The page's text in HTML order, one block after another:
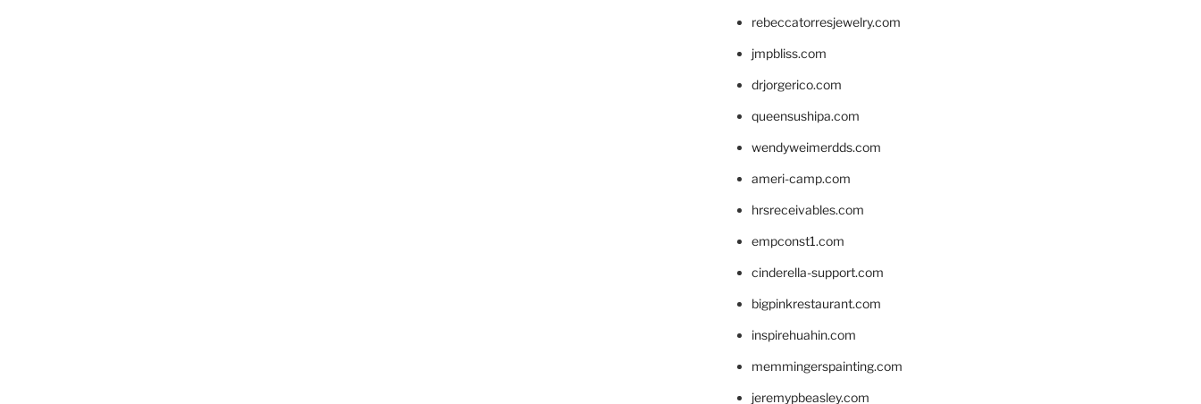
rebeccatorresjewelry.com
jmpbliss.com
drjorgerico.com
queensushipa.com
wendyweimerdds.com
ameri-camp.com
hrsreceivables.com
empconst1.com
cinderella-support.com
bigpinkrestaurant.com
inspirehuahin.com
memmingerspainting.com
jeremypbeasley.com